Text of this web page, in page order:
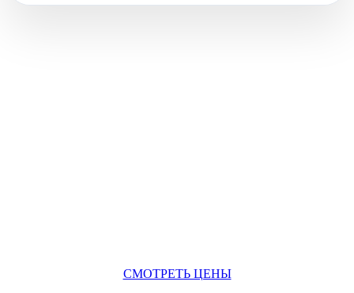
СМОТРЕТЬ ЦЕНЫ